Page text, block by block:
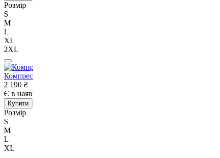
Розмір
S
M
L
XL
2XL
Компресійні шорти для RDX MMA T16 Grey-S
2 190 ₴
Є в наявності
Купити
Розмір
S
M
L
XL